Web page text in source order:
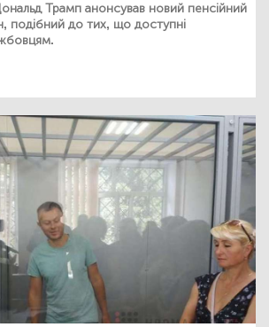
Трамп анонсував новий пенсійний
подібний до тих, що доступні